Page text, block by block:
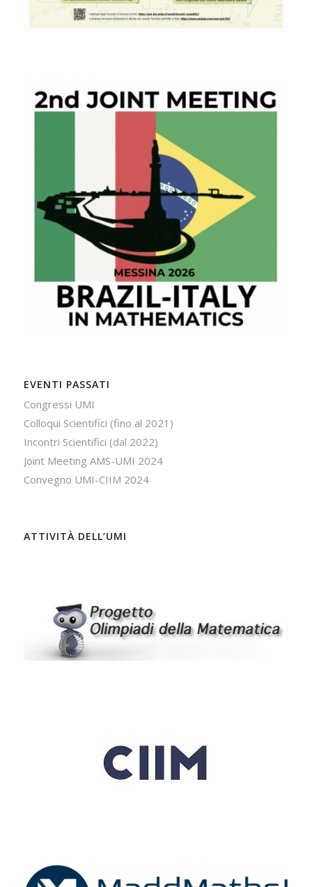
EVENTI PASSATI
Congressi UMI
Colloqui Scientifici (fino al 2021)
Incontri Scientifici (dal 2022)
Joint Meeting AMS-UMI 2024
Convegno UMI-CIIM 2024
ATTIVITÀ DELL’UMI